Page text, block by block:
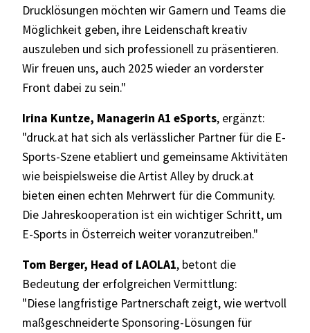
Drucklösungen möchten wir Gamern und Teams die
Möglichkeit geben, ihre Leidenschaft kreativ
auszuleben und sich professionell zu präsentieren.
Wir freuen uns, auch 2025 wieder an vorderster
Front dabei zu sein."
Irina Kuntze, Managerin A1 eSports, ergänzt:
"druck.at hat sich als verlässlicher Partner für die E-
Sports-Szene etabliert und gemeinsame Aktivitäten
wie beispielsweise die Artist Alley by druck.at
bieten einen echten Mehrwert für die Community.
Die Jahreskooperation ist ein wichtiger Schritt, um
E-Sports in Österreich weiter voranzutreiben."
Tom Berger, Head of LAOLA1, betont die
Bedeutung der erfolgreichen Vermittlung:
"Diese langfristige Partnerschaft zeigt, wie wertvoll
maßgeschneiderte Sponsoring-Lösungen für